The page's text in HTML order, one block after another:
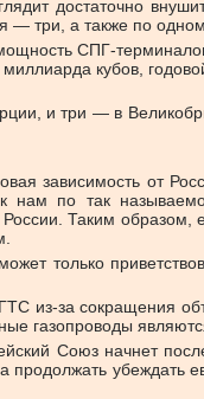
достаточно
— три, а также по
СПГ-
кубов,
и три — в
зависимость от
нам по так
Таким
только
из-за сокращения
газопроводы
Союз начнет
убеждать